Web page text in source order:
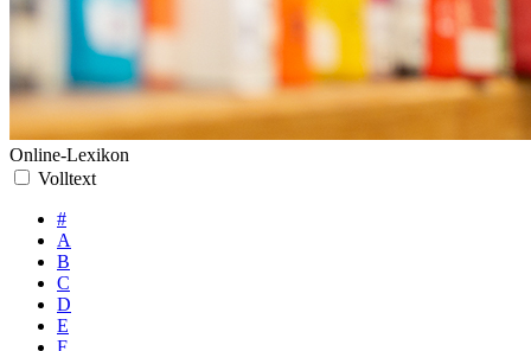
Online-Lexikon
Volltext
#
A
B
C
D
E
F